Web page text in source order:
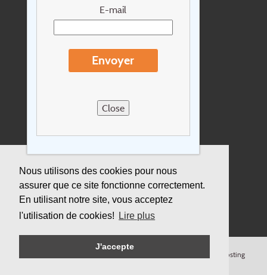
Nous utilisons des cookies pour nous
assurer que ce site fonctionne correctement.
En utilisant notre site, vous acceptez
l'utilisation de cookies!
Lire plus
J'accepte
E-mail
Envoyer
Close
Newsletter
Conditions de voyage
Sitemap
Assurance
Cloud hosting